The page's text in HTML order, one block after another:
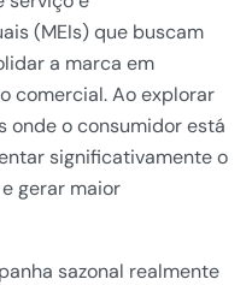
(MEIs) que buscam
a marca em
comercial. Ao explorar
onde o consumidor está
significativamente o
gerar maior
sazonal realmente